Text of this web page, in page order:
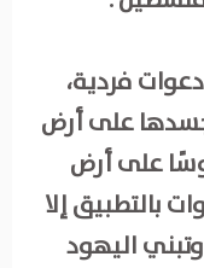
فردية،
على أرض
على أرض
بالتطبيق إلا
اليهود